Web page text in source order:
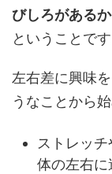
びしろがある
ということです
左右差に興味
うなことから
ストレッ
体の左右に